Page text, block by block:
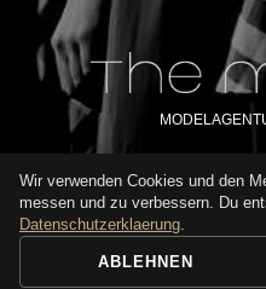
IMPRESSUM
NUTZUNGSBEDINGUNGEN
Wir verwenden Cookies und den
messen und zu verbessern. Du
Datenschutzerklaerung.
ABLEHNEN